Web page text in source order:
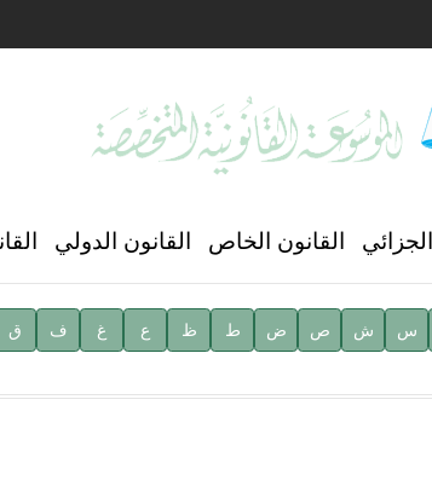
القانون الخاص القانون الدولي
س ش ص ض ط ظ ع غ ف ق